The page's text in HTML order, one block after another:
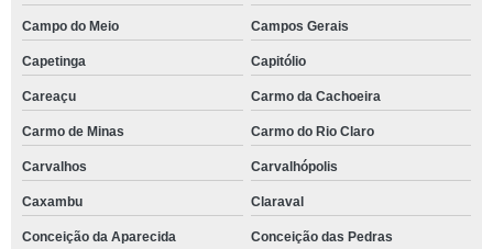
Campo do Meio Campos Gerais
Capetinga Capitólio
Careaçu Carmo da Cachoeira
Carmo de Minas Carmo do Rio Claro
Carvalhos Carvalhópolis
Caxambu Claraval
Conceição da Aparecida Conceição das Pedras